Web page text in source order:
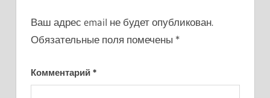
Ваш адрес email не будет опубликован.
Обязательные поля помечены *
Комментарий *